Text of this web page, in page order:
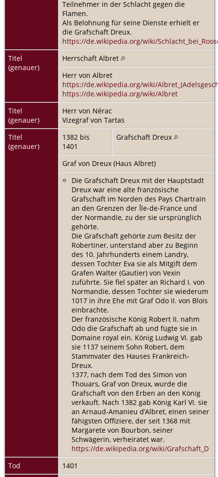
Teilnehmer in der Schlacht gegen die
Flamen.
Als Belohnung für seine Dienste erhielt er
die Grafschaft Dreux.
https://de.wikipedia.org/wiki/
Titel
(genauer)
Herrschaft Albret
Herr von Albret
https://de.wikipedia.org/wiki/
https://de.wikipedia.org/wiki/Albret
Titel
(genauer)
Herr von Nérac
Vizegraf von Tartas
Titel
(genauer)
1382 bis
1401
Grafschaft Dreux
Graf von Dreux (Haus Albret)
Die Grafschaft Dreux mit der Hauptstadt
Dreux war eine alte französische
Grafschaft im Norden des Pays Chartrain
an den Grenzen der Île-de-France und
der Normandie, zu der sie ursprünglich
gehörte.
Die Grafschaft gehörte zum Besitz der
Robertiner, unterstand aber zu Beginn
des 10. Jahrhunderts einem Landry,
dessen Tochter Eva sie als Mitgift dem
Grafen Walter (Gautier) von Vexin
zuführte. Sie fiel später an Richard I. von
Normandie, dessen Tochter sie wiederum
1017 in ihre Ehe mit Graf Odo II. von Blois
einbrachte.
Der französische König Robert II. nahm
Odo die Grafschaft ab und fügte sie in
Domaine royal ein. König Ludwig VI. gab
sie 1137 seinem Sohn Robert, dem
Stammvater des Hauses Frankreich-
Dreux.
1377, nach dem Tod des Simon von
Thouars, Graf von Dreux, wurde die
Grafschaft von den Erben an den König
verkauft. Nach 1382 gab König Karl VI. sie
an Arnaud-Amanieu d’Albret, einen seiner
fähigsten Offiziere, der seit 1368 mit
Margarete von Bourbon, seiner
Schwägerin, verheiratet war.
https://de.wikipedia.org/wiki/
Tod
1401